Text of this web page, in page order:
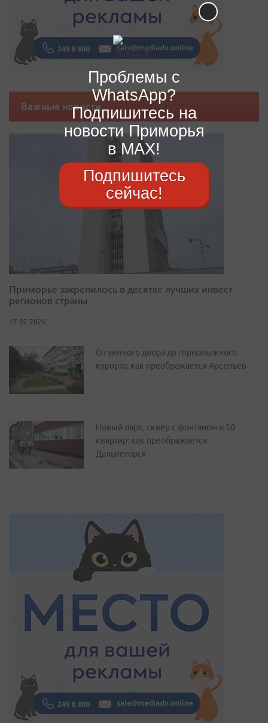
Важные новости
Приморье закрепилось в десятке лучших инвест-
регионов страны
17.07.2026
От уютного двора до горнолыжного
курорта: как преображается Арсеньев
Новый парк, сквер с фонтаном и 50
квартир: как преображается
Дальнегорск
Проблемы с
WhatsApp?
Подпишитесь на
новости Приморья
в MAX!
Подпишитесь
сейчас!